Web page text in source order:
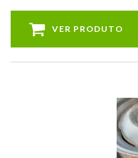
VER PRODUTO